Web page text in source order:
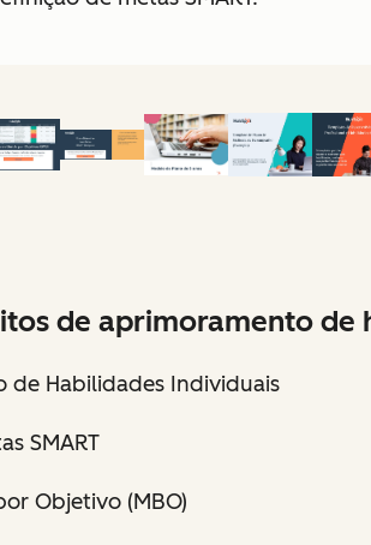
de aprimoramento de
de Habilidades Individuais
SMART
Objetivo (MBO)